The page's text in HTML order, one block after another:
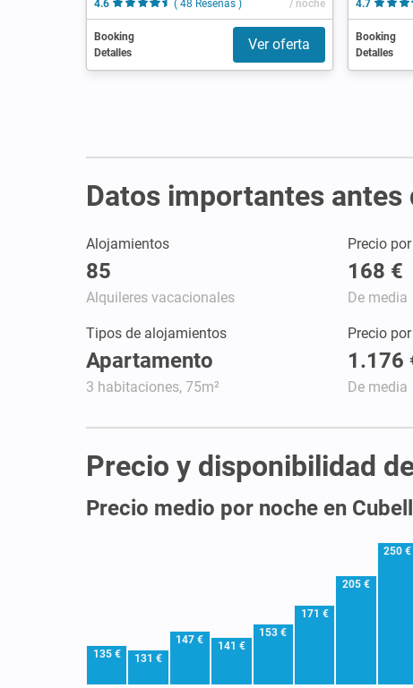
4.6
( 48 Reseñas ) / noche
Booking
Detalles
Ver oferta
4.7
Booking
Detalles
Datos importantes antes
Alojamientos
85
Alquileres vacacionales
Precio
168 €
De media
Tipos de alojamientos
Apartamento
3 habitaciones, 75m²
Precio
1.176
De media
Precio y disponibilidad
Precio medio por noche en
135 € 131 €
147 € 141 €
153 €
171 €
205 €
250 €